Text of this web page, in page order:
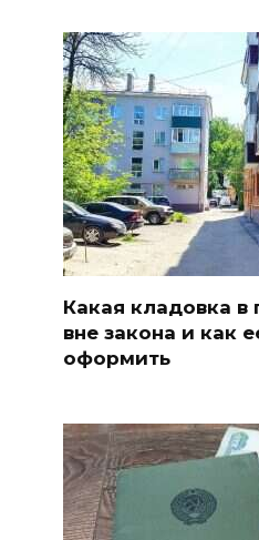
Какая кладовка в
вне закона и как
оформить